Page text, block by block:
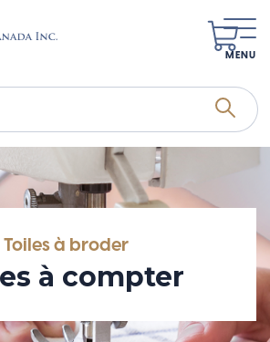
MENU
Toiles à broder
à compter